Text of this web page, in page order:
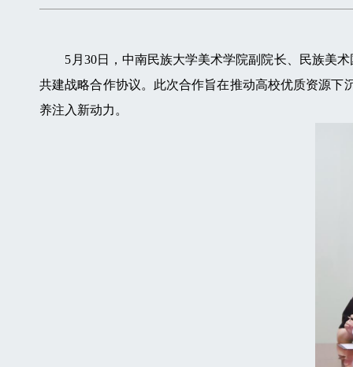
5月30日，中南民族大学美术学院副院长、民族美术
共建战略合作协议。此次合作旨在推动高校优质资源下
养注入新动力。